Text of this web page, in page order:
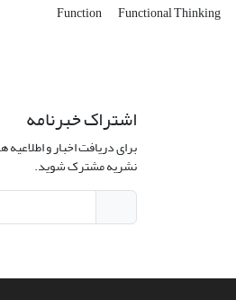
Function Functional Thinking
اشتراک خبرنامه
برای دریافت اخبار و
نشریه مشترک شوید.